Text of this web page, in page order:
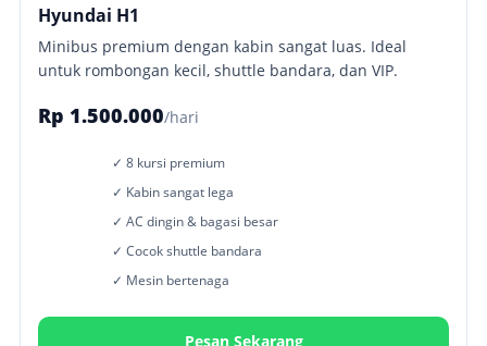
Hyundai H1
Minibus premium dengan kabin sangat luas. Ideal
untuk rombongan kecil, shuttle bandara, dan VIP.
Rp 1.500.000/hari
✓ 8 kursi premium
✓ Kabin sangat lega
✓ AC dingin & bagasi besar
✓ Cocok shuttle bandara
✓ Mesin bertenaga
Pesan Sekarang